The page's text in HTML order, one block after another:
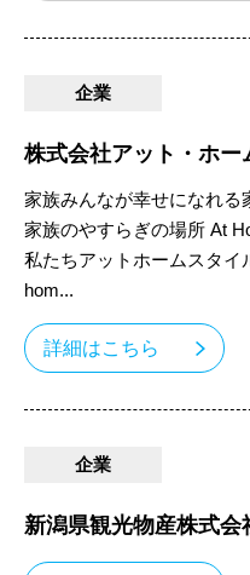
企業
株式会社アット・ホー
家族みんなが幸せになれる
家族のやすらぎの場所 At
私たちアットホームスタイ
hom...
詳細はこちら
企業
新潟県観光物産株式会